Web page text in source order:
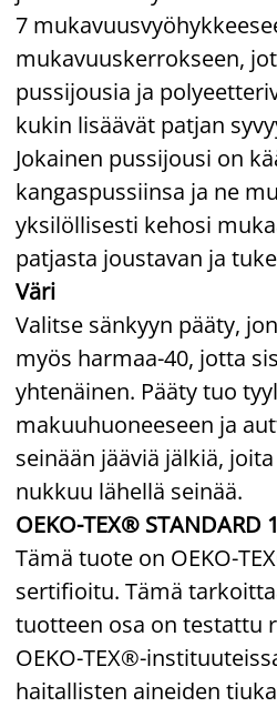
7
mukavuuskerrokseen,
pussijousia ja
kukin lisäävät patjan
Jokainen pussijousi on
kangaspussiinsa ja ne
yksilöllisesti kehosi
patjasta joustavan ja
Väri
Valitse sänkyyn pääty,
myös harmaa-40, jotta
yhtenäinen. Pääty tuo
makuuhuoneeseen ja
seinään jääviä jälkiä,
nukkuu lähellä seinää.
OEKO-TEX® STANDARD
Tämä tuote on OEKO-
sertifioitu. Tämä
tuotteen osa on testattu
OEKO-TEX®-
haitallisten aineiden